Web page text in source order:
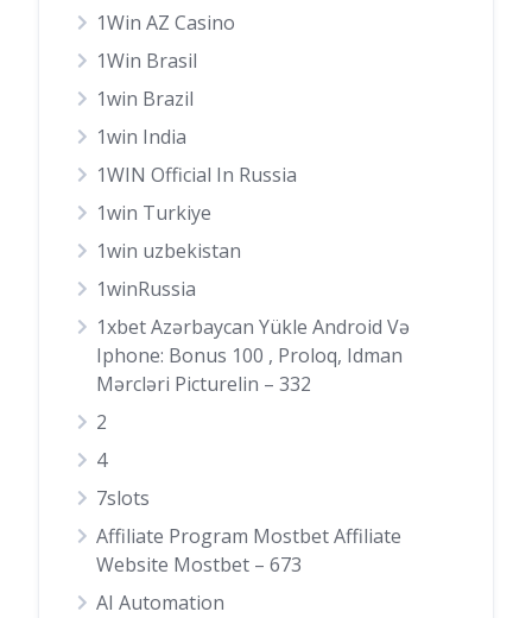
1Win AZ Casino
1Win Brasil
1win Brazil
1win India
1WIN Official In Russia
1win Turkiye
1win uzbekistan
1winRussia
1xbet Azərbaycan Yükle Android Və
Iphone: Bonus 100 , Proloq, Idman
Mərcləri Picturelin – 332
2
4
7slots
Affiliate Program Mostbet Affiliate
Website Mostbet – 673
AI Automation